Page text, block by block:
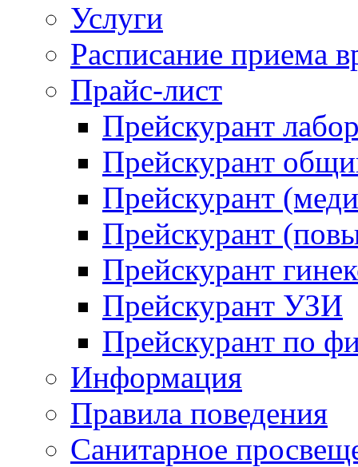
Услуги
Расписание приема
Прайс-лист
Прейскурант
Прейскурант
Прейскурант
Прейскурант
Прейскурант
Прейскурант УЗИ
Прейскурант по
Информация
Правила поведения
Санитарное